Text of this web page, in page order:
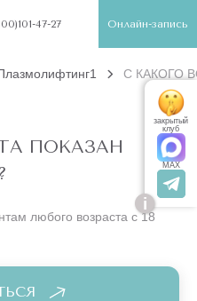
47-27 Онлайн-запись
С КАКОГО
ПОКАЗАН
любого возраста с 18
i
закрытый
клуб
MAX